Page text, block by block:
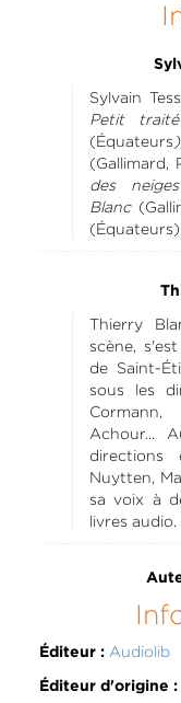
Sylvain
Petit
(Équateurs
(Gallimard,
des neiges
Blanc
(Équateurs).
Thierry
scène,
de Saint-
sous les
Achour...
directions
Nuytten,
sa voix à
livres audio.
Éditeur : Audiolib
Éditeur d'origine :